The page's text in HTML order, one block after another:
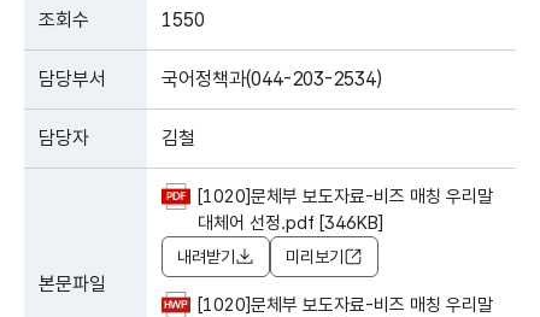
조회수 1550
담당부서 국어정책과(044-203-2534)
담당자 김철
본문파일
[1020]문체부 보도자료-비즈 매칭 우리말
대체어 선정.pdf [346KB]
내려받기 미리보기
[1020]문체부 보도자료-비즈 매칭 우리말